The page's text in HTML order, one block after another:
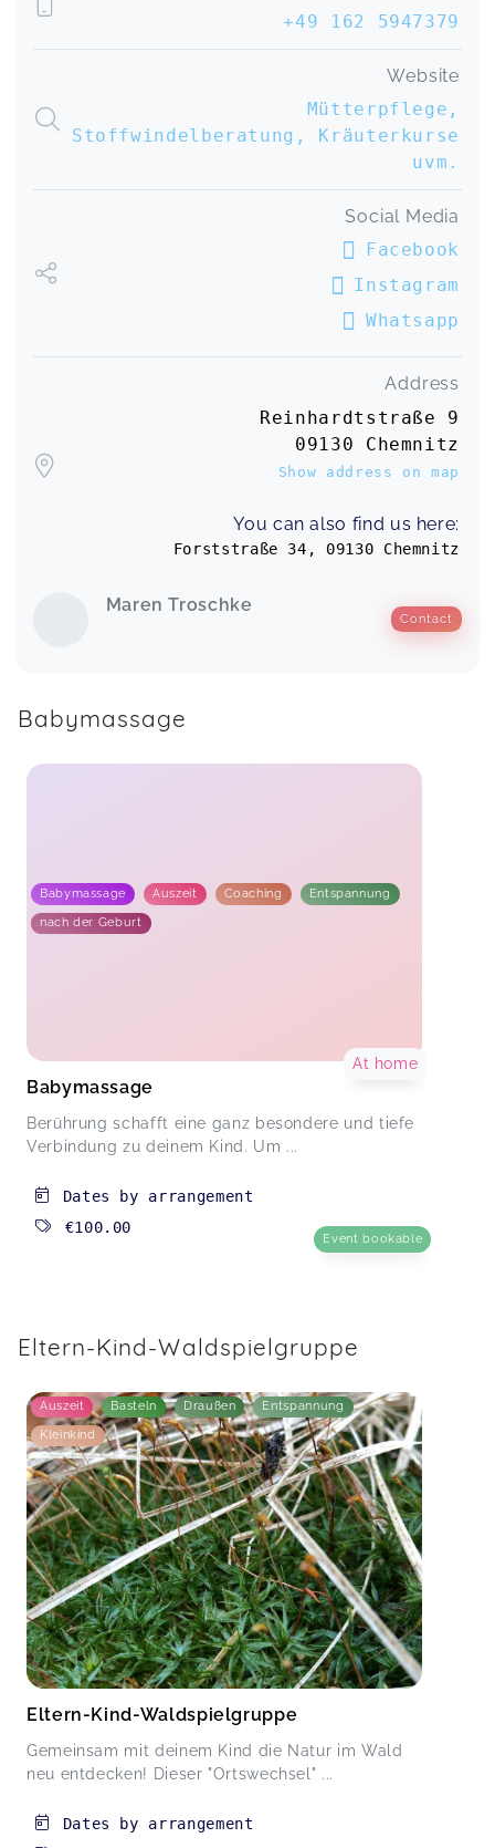
+49 162 5947379
Website
Mütterpflege,
Stoffwindelberatung, Kräuterkurse
uvm.
Social Media
Facebook
Instagram
Whatsapp
Address
Reinhardtstraße 9
09130 Chemnitz
Show address on map
You can also find us here:
Forststraße 34, 09130 Chemnitz
Maren Troschke
Contact
Babymassage
Babymassage Auszeit Coaching Entspannung
nach der Geburt
Babymassage
Berührung schafft eine ganz besondere und tiefe
Verbindung zu deinem Kind. Um ...
At home
Dates by arrangement
€100.00
Event bookable
Eltern-Kind-Waldspielgruppe
Auszeit Basteln Draußen Entspannung
Kleinkind
Eltern-Kind-Waldspielgruppe
Gemeinsam mit deinem Kind die Natur im Wald
neu entdecken! Dieser "Ortswechsel" ...
Dates by arrangement